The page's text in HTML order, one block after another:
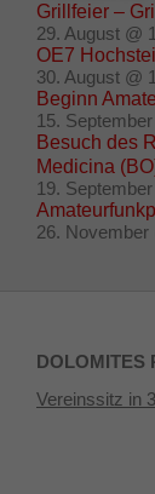
Grillfeier –
29. August @
OE7
30. August @
Beginn
15.
Besuch des
Medicina
19.
26. November
DOLOMITES
Vereinssitz in